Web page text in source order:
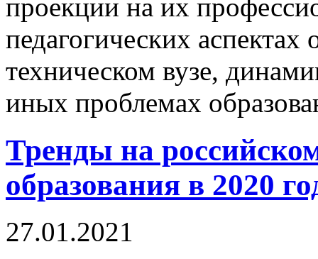
проекции на их
педагогических
техническом вузе,
иных проблемах
Тренды на
образования в 2020
27.01.2021